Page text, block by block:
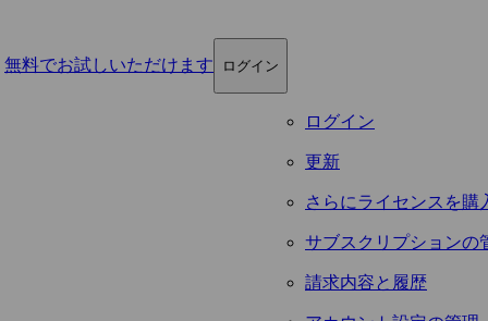
無料でお試しいただけます ログイン
ログイン
更新
さらにライセンスを購
サブスクリプションの
請求内容と履歴